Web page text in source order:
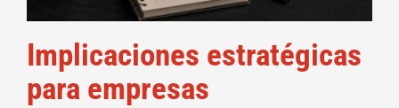
Implicaciones estratégicas
para empresas